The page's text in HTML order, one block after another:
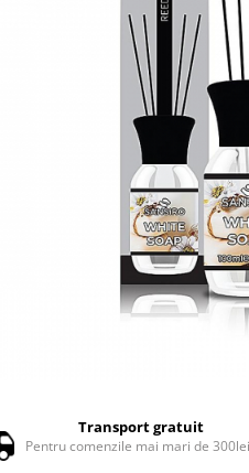
Transport gratuit
Pentru comenzile mai mari de